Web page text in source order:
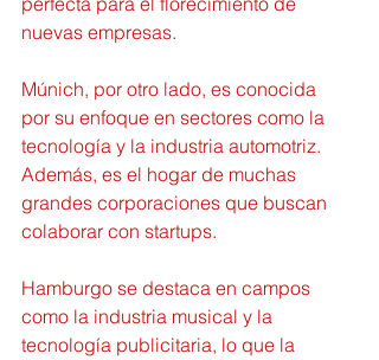
nuevas empresas.
Múnich, por otro lado, es conocida
por su enfoque en sectores como la
tecnología y la industria automotriz.
Además, es el hogar de muchas
grandes corporaciones que buscan
colaborar con startups.
Hamburgo se destaca en campos
como la industria musical y la
tecnología publicitaria, lo que la